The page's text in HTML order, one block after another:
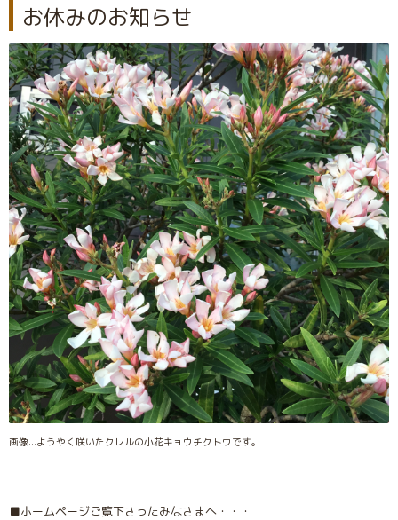
お休みのお知らせ
画像...ようやく咲いたクレルの小花キョウチクトウです。
■ホームページご覧下さったみなさまへ・・・